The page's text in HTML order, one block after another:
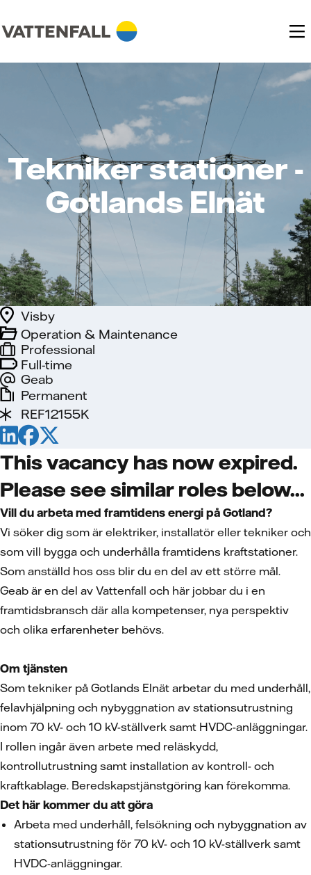
Tekniker stationer -
Gotlands Elnät
Full-time
Geab
Visby
Professional
Operation & Maintenance
Permanent
REF12155K
This vacancy has now expired.
Please see similar roles below...
Vill du arbeta med framtidens energi på Gotland?
Vi söker dig som är elektriker, installatör eller tekniker och
som vill bygga och underhålla framtidens kraftstationer.
Som anställd hos oss blir du en del av ett större mål.
Geab är en del av Vattenfall och här jobbar du i en
framtidsbransch där alla kompetenser, nya perspektiv
och olika erfarenheter behövs.
Om tjänsten
Som tekniker på Gotlands Elnät arbetar du med underhåll,
felavhjälpning och nybyggnation av stationsutrustning
inom 70 kV- och 10 kV-ställverk samt HVDC-anläggningar.
I rollen ingår även arbete med reläskydd,
kontrollutrustning samt installation av kontroll- och
kraftkablage. Beredskapstjänstgöring kan förekomma.
Det här kommer du att göra
Arbeta med underhåll, felsökning och nybyggnation av
stationsutrustning för 70 kV- och 10 kV-ställverk samt
HVDC-anläggningar.